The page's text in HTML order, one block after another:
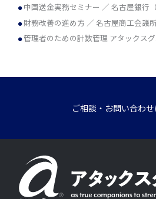
中国送金実務セミナー ／ 名古屋銀行
財務改善の進め方 ／ 名古屋商工会議
管理者のための計数管理 アタックス
ご相談・お問い合わ